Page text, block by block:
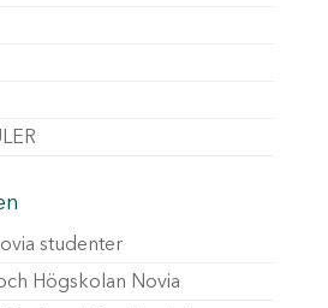
studenter
Högskolan Novia